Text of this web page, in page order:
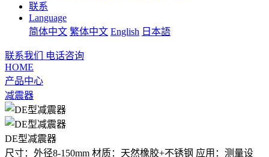
联系
Language
简体中文 繁体中文 English 日本語
联系我们
电话咨询
HOME
产品中心
减震器
DE型减震器
尺寸：外径8-150mm 材质：天然橡胶+不锈钢 应用：测量设